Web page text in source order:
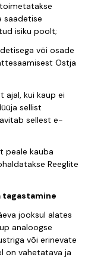
saadetise
isiku poolt;
või osade
Ostja
ajal, kui kaup ei
sellist
sellest e-
peale kauba
Reeglite
tagastamine
jooksul alates
analoogse
või erinevate
on vahetatava ja